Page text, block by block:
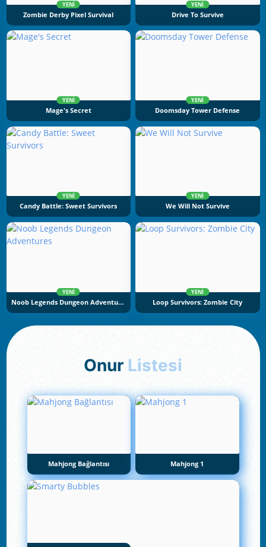
YENI
Zombie Derby Pixel Survival
YENI
Drive To Survive
YENI
Mage's Secret
YENI
Doomsday Tower Defense
YENI
Candy Battle: Sweet Survivors
YENI
We Will Not Survive
YENI
Noob Legends Dungeon Adventures
YENI
Loop Survivors: Zombie City
Onur Listesi
Mahjong Bağlantısı Mahjong 1